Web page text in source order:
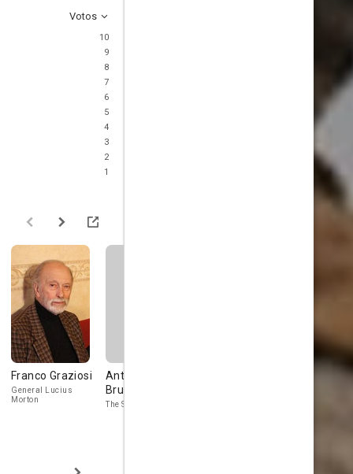
Votos
10
9
8
7
6
5
4
3
2
1
Franco Graziosi
General Lucius
Morton
Antonino Faà di
Bruno
The Senator
Francesca